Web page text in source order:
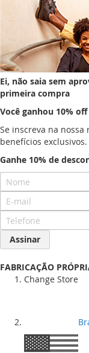
Ei, não saia sem
primeira compra
Você ganhou 10% off
Se inscreva na
benefícios exclusivos.
Ganhe 10% de
Assinar
FABRICAÇÃO
Change Store